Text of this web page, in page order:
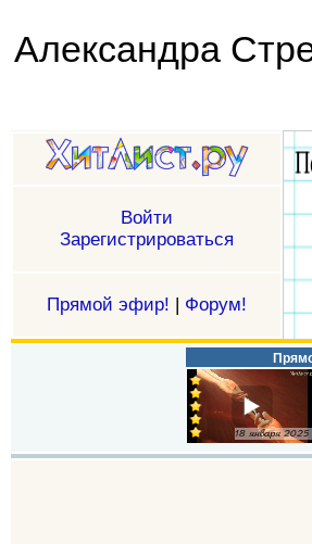
Александра
Войти
Зарегистрироваться
Прямой эфир! | Форум!